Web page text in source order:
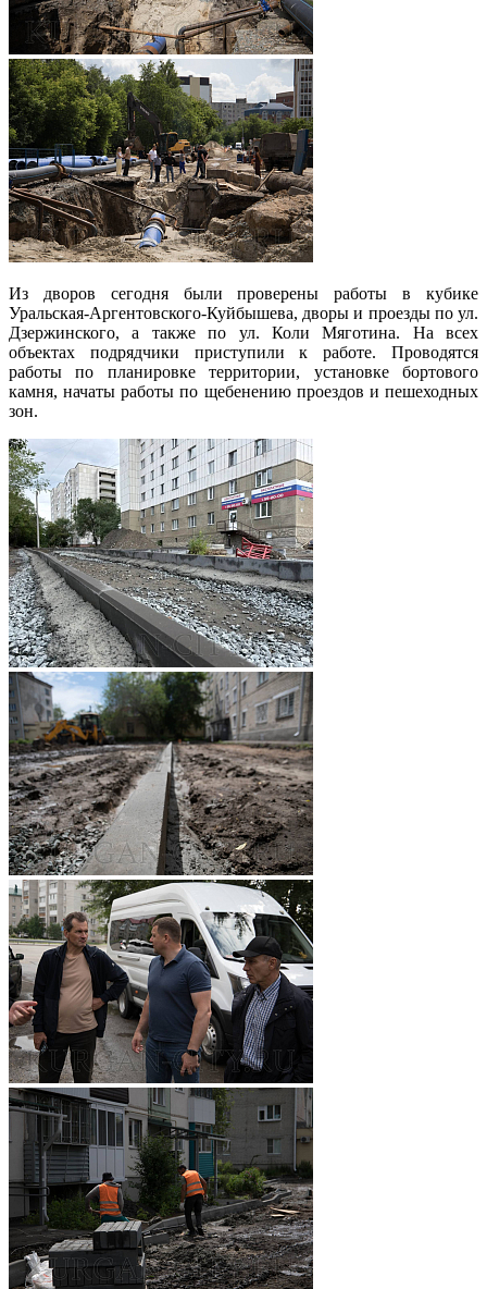
Из дворов сегодня были проверены работы в кубике
Уральская-Аргентовского-Куйбышева, дворы и проезды по ул.
Дзержинского, а также по ул. Коли Мяготина. На всех
объектах подрядчики приступили к работе. Проводятся
работы по планировке территории, установке бортового
камня, начаты работы по щебенению проездов и пешеходных
зон.